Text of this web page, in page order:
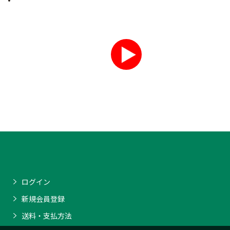
ログイン
新規会員登録
送料・支払方法